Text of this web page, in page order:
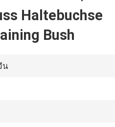
Haltebuchse
Bush
น